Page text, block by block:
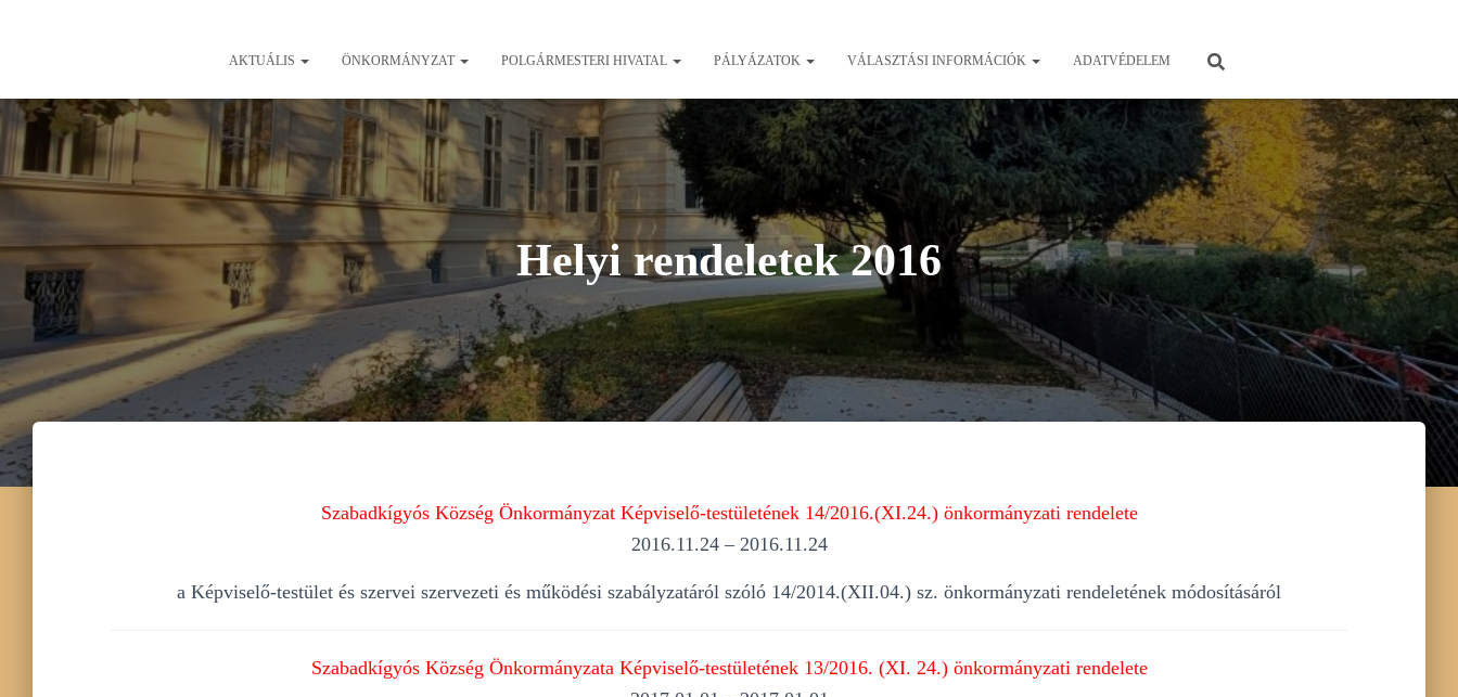
AKTUÁLIS ÖNKORMÁNYZAT POLGÁRMESTERI HIVATAL PÁLYÁZATOK VÁLASZTÁSI INFORMÁCIÓK ADATVÉDELEM
Helyi rendeletek 2016
Szabadkígyós Község Önkormányzat Képviselő-testületének 14/2016.(XI.24.) önkormányzati rendelete
2016.11.24 – 2016.11.24
a Képviselő-testület és szervei szervezeti és működési szabályzatáról szóló 14/2014.(XII.04.) sz. önkormányzati rendeletének módosításáról
Szabadkígyós Község Önkormányzata Képviselő-testületének 13/2016. (XI. 24.) önkormányzati rendelete